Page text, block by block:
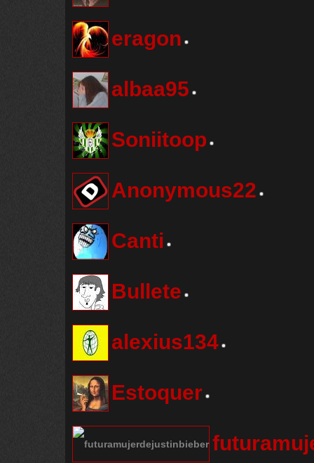
eragon
albaa95
Soniitoop
Anonymous22
Canti
Bullete
alexius134
Estoquer